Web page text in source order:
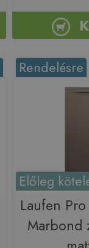
Rendelésre
Előleg
Laufen
Marbond